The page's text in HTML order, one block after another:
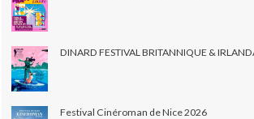
DINARD FESTIVAL BRITANNIQUE &
Festival Cinéroman de Nice 2026